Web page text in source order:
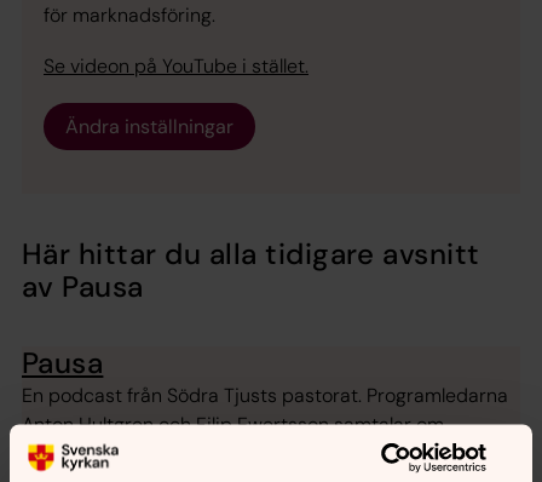
för marknadsföring.
Se videon på YouTube i stället.
Ändra inställningar
Här hittar du alla tidigare avsnitt
av Pausa
Pausa
En podcast från Södra Tjusts pastorat. Programledarna
Anton Hultgren och Filip Ewertsson samtalar om
intressanta ämnen med inbjudna gäster. Här hittar du